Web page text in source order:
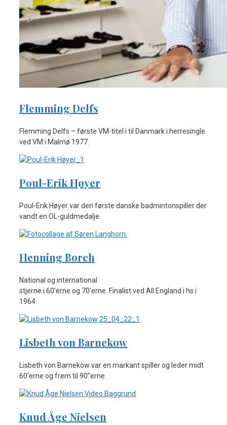
Flemming Delfs
Flemming Delfs – første VM-titel i til Danmark i herresingle
ved VM i Malmø 1977.
Poul-Erik Høyer
Poul-Erik Høyer var den første danske badmintonspiller der
vandt en OL-guldmedalje.
Henning Borch
National og international
stjerne i 60'erne og 70'erne. Finalist ved All England i hs i
1964.
Lisbeth von Barnekow
Lisbeth von Barnekow var en markant spiller og leder midt
60'erne og frem til 90”erne.
Knud Åge Nielsen